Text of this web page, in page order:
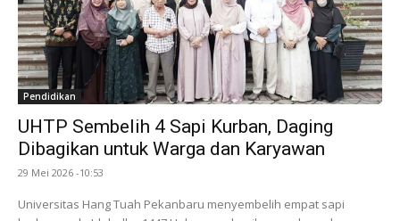
Pendidikan
UHTP Sembelih 4 Sapi Kurban, Daging
Dibagikan untuk Warga dan Karyawan
29 Mei 2026 -10:53
Universitas Hang Tuah Pekanbaru menyembelih empat sapi